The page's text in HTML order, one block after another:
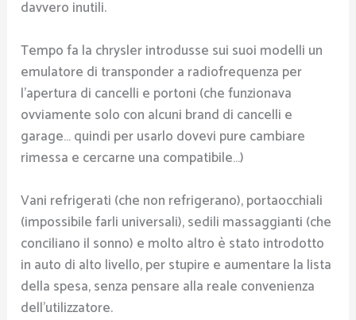
davvero inutili.
Tempo fa la chrysler introdusse sui suoi modelli un
emulatore di transponder a radiofrequenza per
l’apertura di cancelli e portoni (che funzionava
ovviamente solo con alcuni brand di cancelli e
garage… quindi per usarlo dovevi pure cambiare
rimessa e cercarne una compatibile…)
Vani refrigerati (che non refrigerano), portaocchiali
(impossibile farli universali), sedili massaggianti (che
conciliano il sonno) e molto altro è stato introdotto
in auto di alto livello, per stupire e aumentare la lista
della spesa, senza pensare alla reale convenienza
dell’utilizzatore.